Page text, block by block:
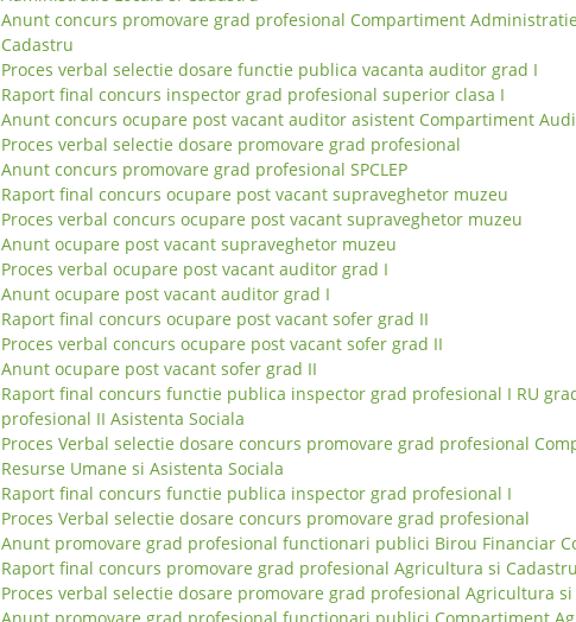
Anunt concurs promovare grad profesional Compartiment
Cadastru
Proces verbal selectie dosare functie publica vacanta auditor grad I
Raport final concurs inspector grad profesional superior clasa I
Anunt concurs ocupare post vacant auditor asistent Compartiment
Proces verbal selectie dosare promovare grad profesional
Anunt concurs promovare grad profesional SPCLEP
Raport final concurs ocupare post vacant supraveghetor muzeu
Proces verbal concurs ocupare post vacant supraveghetor muzeu
Anunt ocupare post vacant supraveghetor muzeu
Proces verbal ocupare post vacant auditor grad I
Anunt ocupare post vacant auditor grad I
Raport final concurs ocupare post vacant sofer grad II
Proces verbal concurs ocupare post vacant sofer grad II
Anunt ocupare post vacant sofer grad II
Raport final concurs functie publica inspector grad profesional I RU
profesional II Asistenta Sociala
Proces Verbal selectie dosare concurs promovare grad profesional
Resurse Umane si Asistenta Sociala
Raport final concurs functie publica inspector grad profesional I
Proces Verbal selectie dosare concurs promovare grad profesional
Anunt promovare grad profesional functionari publici Birou Financiar
Raport final concurs promovare grad profesional Agricultura si Cadastru
Proces verbal selectie dosare promovare grad profesional Agricultura si